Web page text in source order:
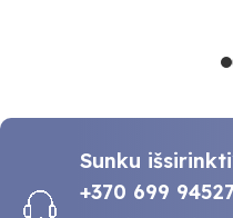
Sunku
+370 699